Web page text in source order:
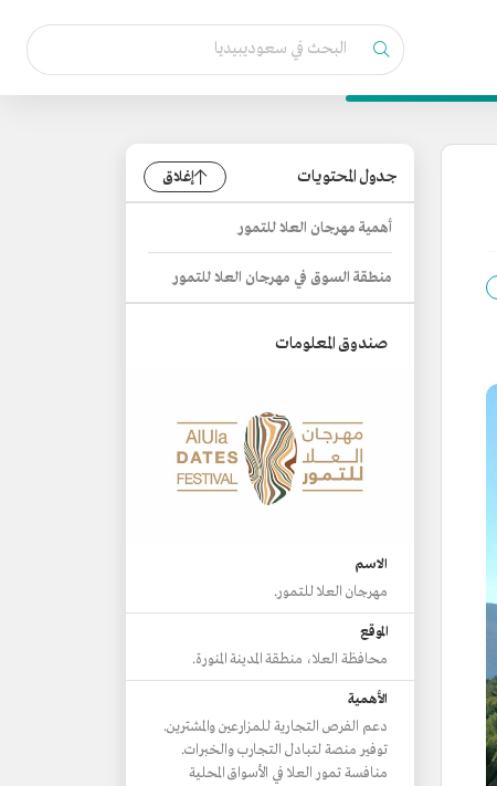
جدول المحتويات إغلاق
أهمية مهرجان العلا للتمور
منطقة السوق في مهرجان العلا للتمور
صندوق المعلومات
الاسم
مهرجان العلا للتمور.
الموقع
محافظة العلا، منطقة المدينة المنورة.
الأهمية
دعم الفرص التجارية للمزارعين والمشترين.
توفير منصة لتبادل التجارب والخبرات.
منافسة تمور العلا في الأسواق المحلية